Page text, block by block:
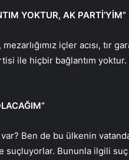
YOKTUR, AK PARTİ’YİM”
içler acısı, tır
ile hiçbir bağlantım
Ben de bu ülkenin
suçluyorlar. Bununla ilgili